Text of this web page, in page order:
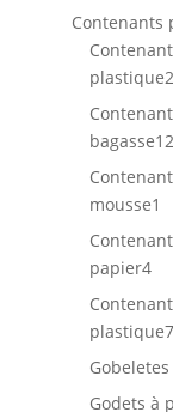
Contenants
plastique22
bagasse12
mousse1
papier44
plastique77
Godets à